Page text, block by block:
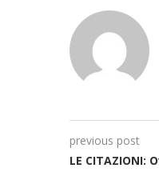
previous post
LE CITAZIONI: